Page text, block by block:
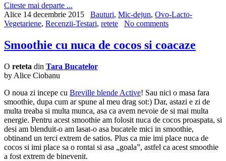
Citeste mai departe ...
Alice 14 decembrie 2015 Bauturi, Mic-dejun, Ovo-Lacto-
Vegetariene, Recenzii-Testari, retete No comments
Smoothie cu nuca de cocos si coacaze
O reteta din Tara Bucatelor
by Alice Ciobanu
O noua zi incepe cu Breville blende Active! Sau nici o masa fara
smoothie, dupa cum ar spune al meu drag sot:) Dar, astazi e zi de
multa treaba si multa munca, asa ca avem nevoie de si mai multa
energie. Pentru acest smoothie am folosit nuca de cocos proaspata, si
desi am blenduit-o am lasat-o asa bucatele mici in smoothie,
obtinand un terci extrem de satios. Plus ca mie imi place nuca de
cocos si imi place sa o rontai si asa „goala”, astfel ca acest smoothie
a fost extrem de binevenit.